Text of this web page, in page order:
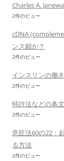
Charles A.
2件のビュー
cDNA
ンス鎖か？
2件のビュー
インスリンの働
2件のビュー
特許法などの条
2件のビュー
意匠法60の22：
る方法
2件のビュー